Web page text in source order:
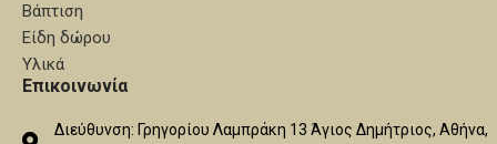
Βάπτιση
Είδη δώρου
Υλικά
Επικοινωνία
Διεύθυνση: Γρηγορίου Λαμπράκη 13 Άγιος Δημήτριος, Αθήνα,